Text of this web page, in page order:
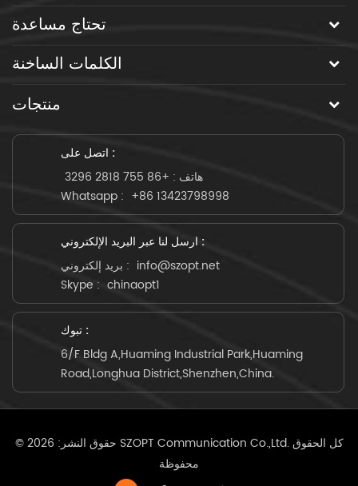
تحتاج مساعدة
الكلمات الساخنة
منتجات
اتصل على :
هاتف : +86 755 2818 3296
Whatsapp : +86 13423798998
ارسل لنا عبر البريد الإلكتروني :
بريد إلكتروني : info@szopt.net
Skype : chinaopt1
تبوك :
6/F Bldg A,Huaming Industrial Park,Huaming
Road,Longhua District,Shenzhen,China.
© حقوق النشر: 2026 SZOPT Communication Co.,Ltd. كل الحقوق
محفوظة